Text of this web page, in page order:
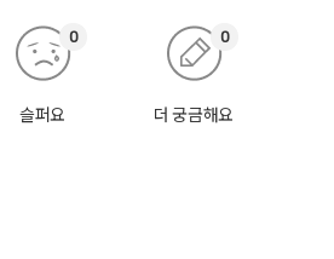
슬퍼요
0
더 궁금해요
0